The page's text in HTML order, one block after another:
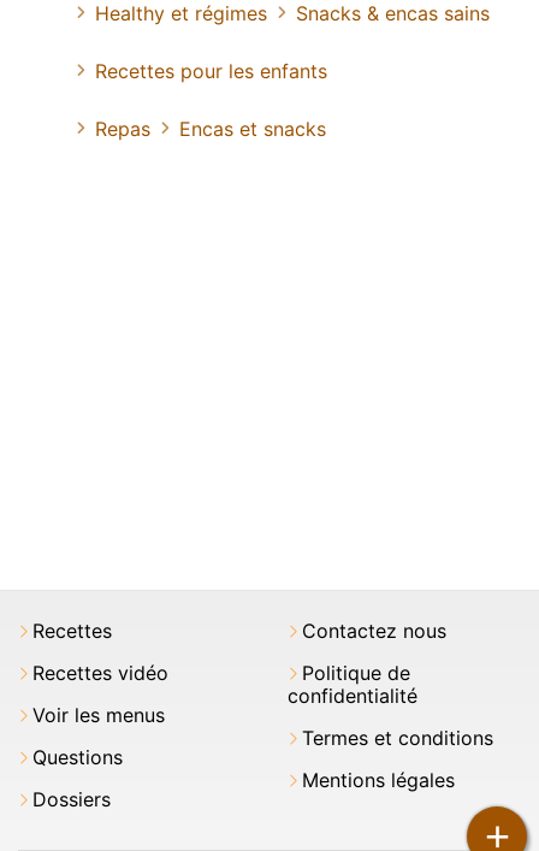
+
Healthy et régimes
Snacks & encas sains
Recettes pour les enfants
Repas Encas et snacks
Recettes
Recettes vidéo
Voir les menus
Questions
Dossiers
Contactez nous
Politique de
confidentialité
Termes et conditions
Mentions légales